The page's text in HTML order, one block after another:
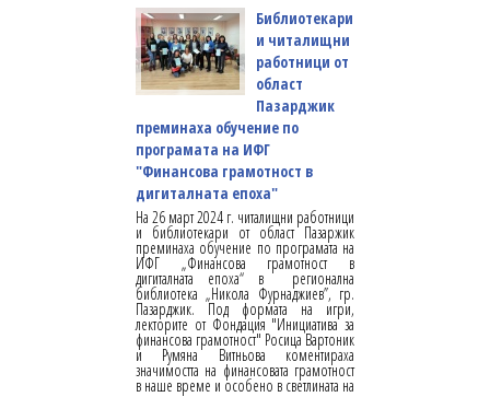
Библиотекари
и читалищни
работници от
област
Пазарджик
преминаха обучение по
програмата на ИФГ
"Финансова грамотност в
дигиталната епоха"
На 26 март 2024 г. читалищни работници
и библиотекари от област Пазаржик
преминаха обучение по програмата на
ИФГ „Финансова грамотност в
дигиталната епоха“ в регионална
библиотека „Никола Фурнаджиев”, гр.
Пазарджик. Под формата на игри,
лекторите от Фондация "Инициатива за
финансова грамотност" Росица Вартоник
и Румяна Витньова коментираха
значимостта на финансовата грамотност
в наше време и особено в светлината на